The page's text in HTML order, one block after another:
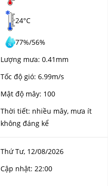
24°C
77%/56%
Lượng mưa: 0.41mm
Tốc độ gió: 6.99m/s
Mật độ mây: 100
Thời tiết: nhiều mây, mưa ít
không đáng kể
Thứ Tư, 12/08/2026
Cập nhật: 22:00